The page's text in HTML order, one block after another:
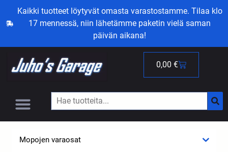
Kaikki tuotteet löytyvät omasta varastostamme. Tilaa klo
17 mennessä, niin lähetämme paketin vielä saman
päivän aikana!
0,00 €
Mopojen varaosat